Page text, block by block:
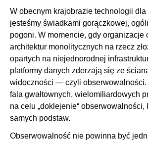
W obecnym krajobrazie technologii
jesteśmy świadkami gorączkowej,
pogoni. W momencie, gdy organizacje
architektur monolitycznych na rzecz
opartych na niejednorodnej
platformy danych zderzają się ze
widoczności — czyli obserwowalności.
fala gwałtownych, wielomiliardowych
na celu „doklejenie“ obserwowalności,
samych podstaw.
Obserwowalność nie powinna być